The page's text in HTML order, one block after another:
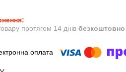
протягом 14 днів безкоштовно